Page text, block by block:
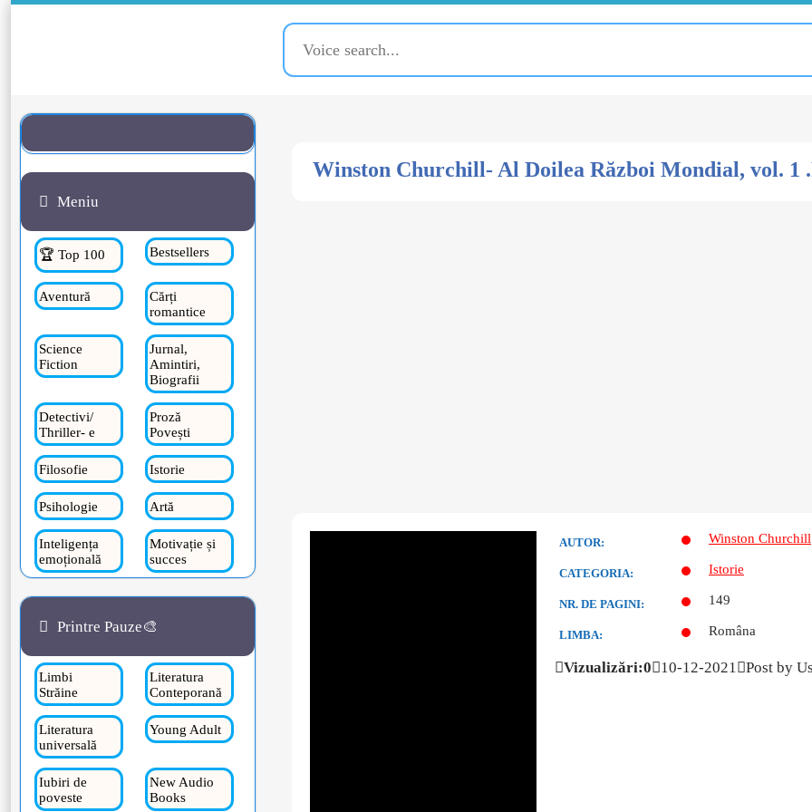
Winston Churchill- Al Doilea Război Mondial, vol. 1
AUTOR: Winston Churchill
CATEGORIA: Istorie
NR. DE PAGINI: 149
LIMBA: Româna
Vizualizări:0 10-12-2021 Post by
Meniu
🏆 Top 100 Bestsellers
Aventură
Cărți
romantice
Science
Fiction
Jurnal,
Amintiri,
Biografii
Detectivi/
Thriller- e
Proză
Povești
Filosofie Istorie
Psihologie Artă
Inteligența
emoțională
Motivație și
succes
Printre Pauze🎨
Limbi
Străine
Literatura
Conteporană
Literatura
universală
Young Adult
Iubiri de
poveste
New Audio
Books